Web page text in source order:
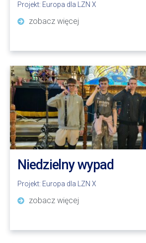
Projekt: Europa dla LZN X
zobacz więcej
Niedzielny wypad
Projekt: Europa dla LZN X
zobacz więcej